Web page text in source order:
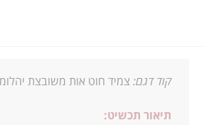
קוד דגם: צמיד חוט אות משובצת
תיאור תכשיט: